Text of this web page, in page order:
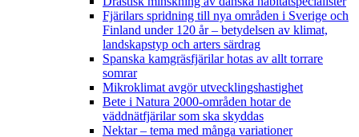
Fjärilars spridning till nya områden i Sverige och
Finland under 120 år– betydelsen av klimat,
landskapstyp och arters särdrag
Spanska kamgräsfjärilar hotas av allt torrare
somrar
Mikroklimat avgör utvecklingshastighet
Bete i Natura 2000-områden hotar de
väddnätfjärilar som ska skyddas
Nektar – tema med många variationer